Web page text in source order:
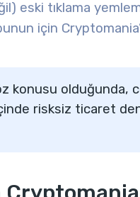
eski tıklama
için
konusu olduğunda,
risksiz ticaret